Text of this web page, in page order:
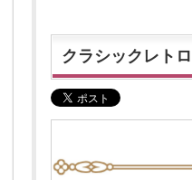
クラシックレト